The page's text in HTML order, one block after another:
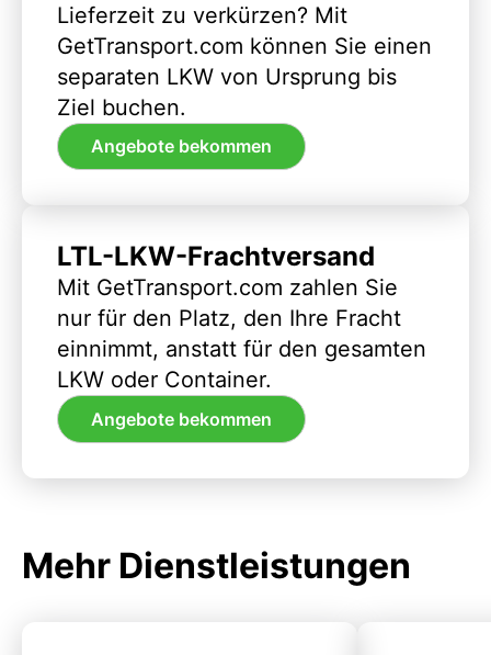
Lieferzeit zu verkürzen? Mit
GetTransport.com können Sie einen
separaten LKW von Ursprung bis
Ziel buchen.
Angebote bekommen
LTL-LKW-Frachtversand
Mit GetTransport.com zahlen Sie
nur für den Platz, den Ihre Fracht
einnimmt, anstatt für den gesamten
LKW oder Container.
Angebote bekommen
Mehr Dienstleistungen